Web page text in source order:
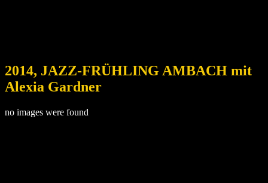
2014, JAZZ-FRÜHLING AMBACH mit
Alexia Gardner
no images were found